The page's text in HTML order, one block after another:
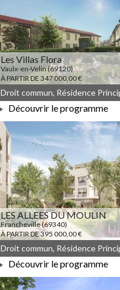
Les Villas Flora
Vaulx-en-Velin (69120)
À PARTIR DE 347 000,00 €
À PARTIR DE 347 000,00
Découvrir le programme
LES ALLEES DU MOULIN
Francheville (69340)
À PARTIR DE 395 000,00 €
Découvrir le programme